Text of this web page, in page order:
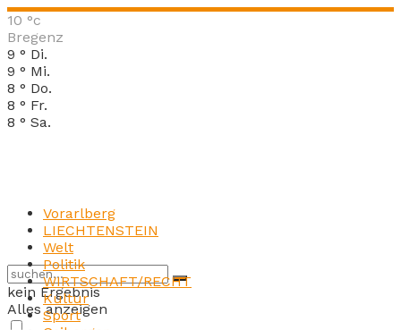
10 °c
Bregenz
9 ° Di.
9 ° Mi.
8 ° Do.
8 ° Fr.
8 ° Sa.
kein Ergebnis
Alles anzeigen
Vorarlberg
LIECHTENSTEIN
Welt
Politik
WIRTSCHAFT/RECHT
Kultur
Sport